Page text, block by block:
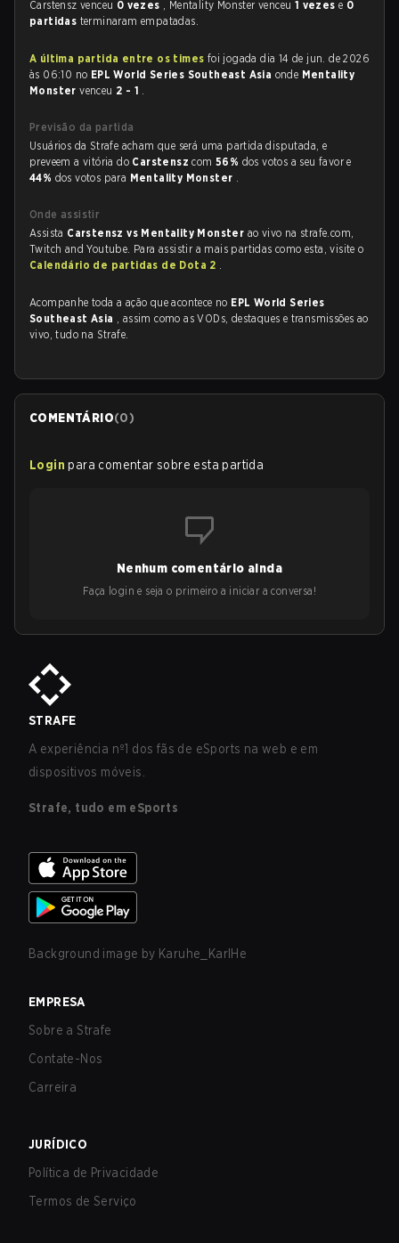
Carstensz venceu 0 vezes , Mentality Monster venceu 1 vezese 0
partidas terminaram empatadas.
A última partida entre os times foi jogada dia 14 de jun. de 2026
às 06:10 no EPL World Series Southeast Asia onde Mentality
Monstervenceu 2 - 1 .
Previsão da partida
Usuários da Strafe acham que será uma partida disputada, e
preveem a vitória do Carstenszcom56% dos votos a seu favor e
44% dos votos para Mentality Monster .
Onde assistir
Assista Carstensz vs Mentality Monster ao vivo na strafe.com,
Twitch and Youtube. Para assistir a mais partidas como esta, visite o
Calendário de partidas de Dota 2 .
Acompanhe toda a ação que acontece no EPL World Series
Southeast Asia , assim como as VODs, destaques e transmissões ao
vivo, tudo na Strafe.
COMENTÁRIO(0)
Login para comentar sobre esta partida
Nenhum comentário ainda
Faça login e seja o primeiro a iniciar a conversa!
STRAFE
A experiência nº1 dos fãs de eSports na web e em
dispositivos móveis.
Strafe, tudo em eSports
Background image by Karuhe_KarlHe
EMPRESA
Sobre a Strafe
Contate-Nos
Carreira
JURÍDICO
Política de Privacidade
Termos de Serviço